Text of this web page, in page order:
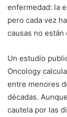
enfermedad: la
pero cada vez
causas no están
Un estudio
Oncology
entre menores
décadas.
cautela por las